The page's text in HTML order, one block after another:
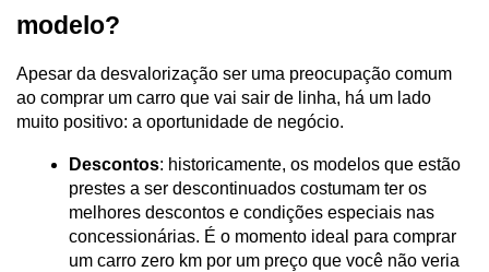
modelo?
Apesar da desvalorização ser uma preocupação comum
ao comprar um carro que vai sair de linha, há um lado
muito positivo: a oportunidade de negócio.
Descontos: historicamente, os modelos que estão
prestes a ser descontinuados costumam ter os
melhores descontos e condições especiais nas
concessionárias. É o momento ideal para comprar
um carro zero km por um preço que você não veria